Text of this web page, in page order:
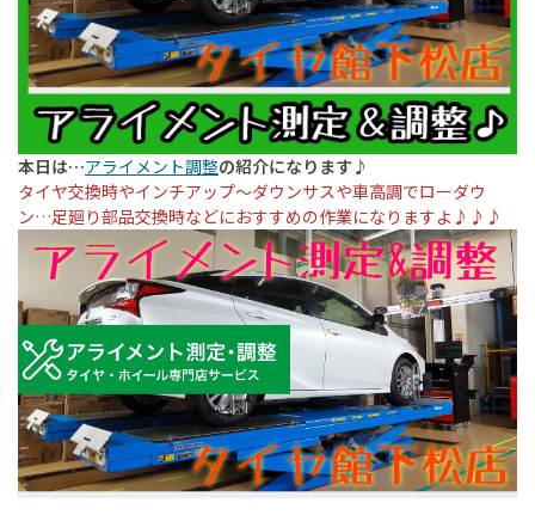
本日は…アライメント調整の紹介になります♪
タイヤ交換時やインチアップ〜ダウンサスや車高調でローダウ
ン…足廻り部品交換時などにおすすめの作業になりますよ♪♪♪